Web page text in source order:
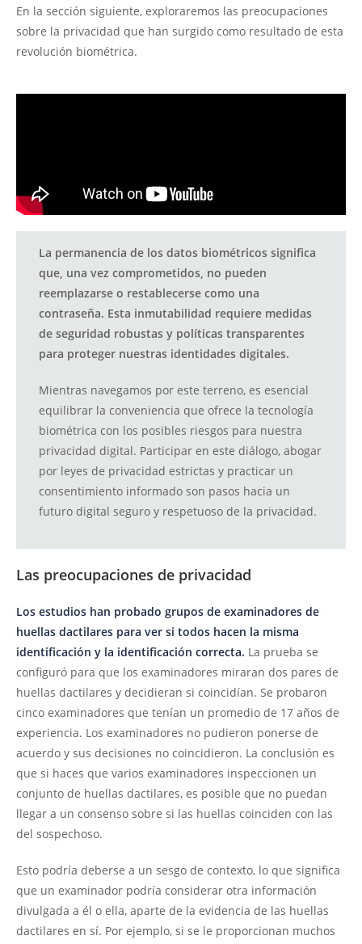
En la sección siguiente, exploraremos las preocupaciones
sobre la privacidad que han surgido como resultado de esta
revolución biométrica.
La permanencia de los datos biométricos significa
que, una vez comprometidos, no pueden
reemplazarse o restablecerse como una
contraseña. Esta inmutabilidad requiere medidas
de seguridad robustas y políticas transparentes
para proteger nuestras identidades digitales.
Mientras navegamos por este terreno, es esencial
equilibrar la conveniencia que ofrece la tecnología
biométrica con los posibles riesgos para nuestra
privacidad digital. Participar en este diálogo, abogar
por leyes de privacidad estrictas y practicar un
consentimiento informado son pasos hacia un
futuro digital seguro y respetuoso de la privacidad.
Las preocupaciones de privacidad
Los estudios han probado grupos de examinadores de
huellas dactilares para ver si todos hacen la misma
identificación y la identificación correcta. La prueba se
configuró para que los examinadores miraran dos pares de
huellas dactilares y decidieran si coincidían. Se probaron
cinco examinadores que tenían un promedio de 17 años de
experiencia. Los examinadores no pudieron ponerse de
acuerdo y sus decisiones no coincidieron. La conclusión es
que si haces que varios examinadores inspeccionen un
conjunto de huellas dactilares, es posible que no puedan
llegar a un consenso sobre si las huellas coinciden con las
del sospechoso.
Esto podría deberse a un sesgo de contexto, lo que significa
que un examinador podría considerar otra información
divulgada a él o ella, aparte de la evidencia de las huellas
dactilares en sí. Por ejemplo, si se le proporcionan muchos